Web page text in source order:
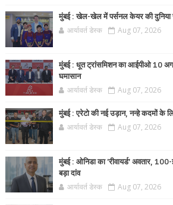
मुंबई : खेल-खेल में पर्सनल केयर की दुनिया
आर्यावर्त डेस्क Aug 07, 2026
मुंबई : धूत ट्रांसमिशन का आईपीओ 10
घमासान
आर्यावर्त डेस्क Aug 07, 2026
मुंबई : एरेटो की नई उड़ान, नन्हे कदमों के
आर्यावर्त डेस्क Aug 07, 2026
मुंबई : ओनिडा का 'रीवायर्ड’ अवतार,
बड़ा दांव
आर्यावर्त डेस्क Aug 07, 2026